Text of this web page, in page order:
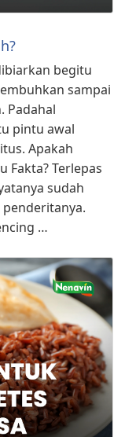
begitu
sampai
Padahal
pintu awal
Apakah
Fakta? Terlepas
sudah
…